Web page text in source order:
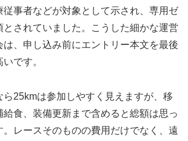
従事者などが対象として示され、専用ゼ
とされていました。こうした細かな運営
は、申し込み前にエントリー本文を最後
です。
ら25kmは参加しやすく見えますが、移
食、装備更新まで含めると総額は思っ
。レースそのものの費用だけでなく、遠